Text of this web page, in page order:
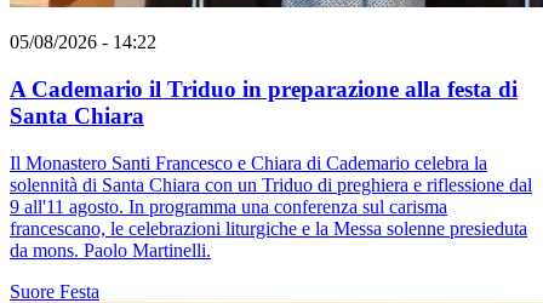
05/08/2026 - 14:22
A Cademario il Triduo in preparazione alla festa di
Santa Chiara
Il Monastero Santi Francesco e Chiara di Cademario celebra la
solennità di Santa Chiara con un Triduo di preghiera e riflessione dal
9 all'11 agosto. In programma una conferenza sul carisma
francescano, le celebrazioni liturgiche e la Messa solenne presieduta
da mons. Paolo Martinelli.
Suore Festa